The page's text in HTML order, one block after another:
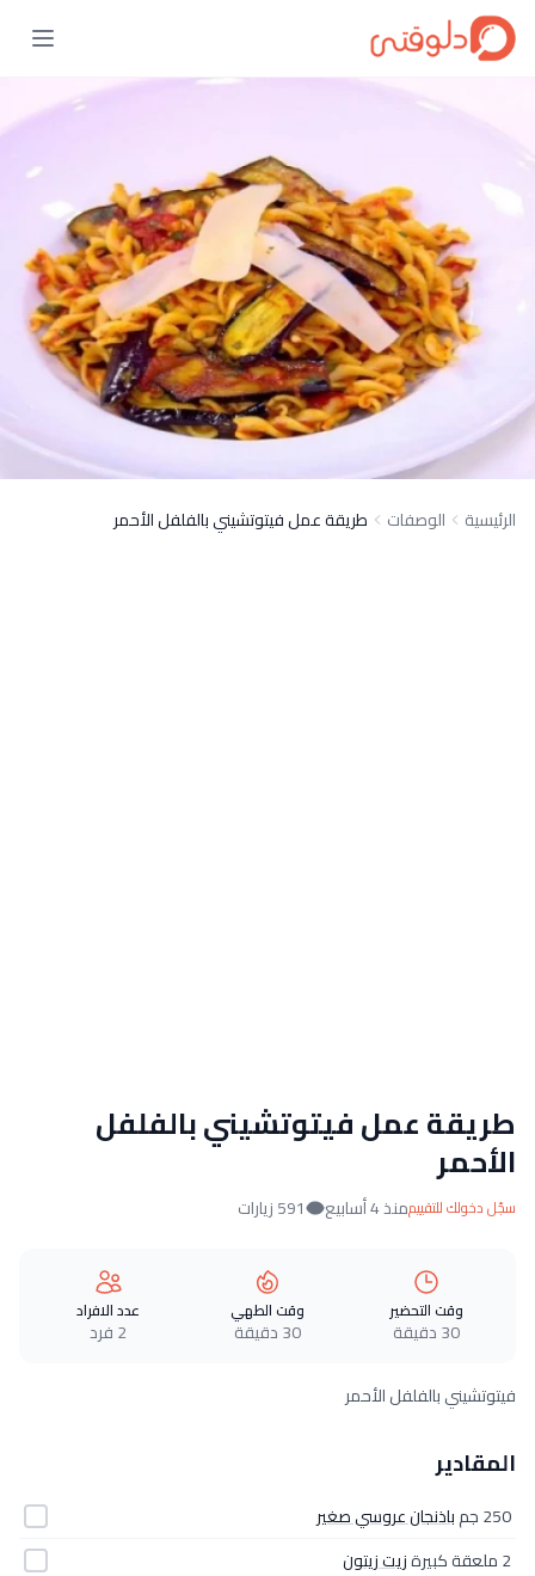
الرئيسية الوصفات طريقة عمل فيتوتشيني بالفلفل الأحمر
طريقة عمل فيتوتشيني بالفلفل
الأحمر
سجّل دخولك للتقييممنذ 4 أسابيع 591 زيارات
وقت التحضير
30 دقيقة
وقت الطهي
30 دقيقة
عدد الافراد
2 فرد
فيتوتشيني بالفلفل الأحمر
المقادير
250 جم
باذنجان عروسي صغير
2 ملعقة كبيرة
زيت زيتون